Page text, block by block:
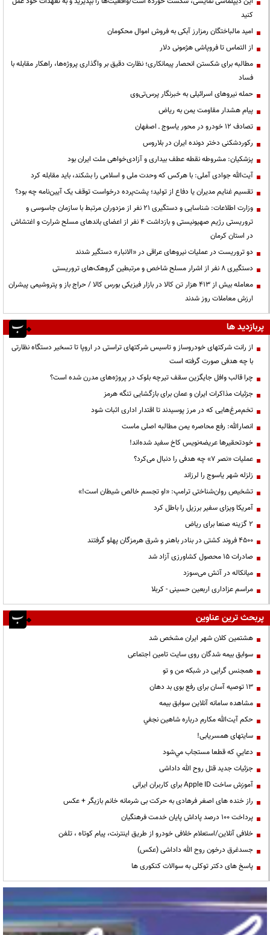
کنید
امید مالباختگان رمزارز آبکی به فروش اموال محکومان
از التماس تا فروپاشی هژمونی دلار
مطالبه برای شکستن انحصار پیمانکاری؛ نظارت دقیق بر واگذاری پروژه‌ها، راهکار مقابله با
فساد
حمله نیروهای اسرائیلی به خبرنگار پرس‌تی‌وی
پیام هشدار مقاومت یمن به ریاض
تصادف ۱۲ خودرو در محور یاسوج ـ اصفهان
رکوردشکنی دختر دونده ایران در بلاروس
پزشکیان: مشروطه نقطه عطف بیداری و آزادی‌خواهی ملت ایران بود
آیت‌الله جوادی آملی: با هرکس که وحدت ملی و اسلامی را بشکند، باید مقابله کرد
تقسیم غنایم مدیران یا دفاع از تولید؛ پشت‌پرده درخواست توقف یک آیین‌نامه چه بود؟
وزارت اطلاعات: شناسایی و دستگیری ۲۱ نفر از مزدوران مرتبط با سازمان جاسوسی و
تروریستی رژیم صهیونیستی و بازداشت ۴ نفر از اعضای باندهای مسلح شرارت و اغتشاش
در استان کرمان
دو تروریست در عملیات نیروهای عراقی در «الانبار» دستگیر شدند
دستگیری ۸ نفر از اشرار مسلح شاخص و مرتبطین گروهک‌های تروریستی
معامله بیش از ۴۱۳ هزار تن کالا در بازار فیزیکی بورس کالا / حراج باز و پتروشیمی پیشران
ارزش معاملات روز شدند
پربازدید ها
از رانت‌ شرکتهای خودروساز و تاسیس شرکتهای تراستی در اروپا تا تسخیر دستگاه نظارتی
با چه هدفی صورت گرفته است
چرا قالب وافل جایگزین سقف تیرچه بلوک در پروژه‌های مدرن شده است؟
جزئیات مذاکرات ایران و عمان برای بازگشایی تنگه هرمز
تخم‌مرغ‌هایی که در مرز پوسیدند تا اقتدار اداری اثبات شود
انصارالله: رفع محاصره یمن مطالبه اصلی ماست
خودتحقیرها عریضه‌نویس کاخ سفید شده‌اند!
عملیات «نصر ۷» چه هدفی را دنبال می‌کرد؟
زلزله شهر یاسوج را لرزاند
تشخیص روان‌شناختی ترامپ: «او تجسم خالص شیطان است!»
آمریکا ویزای سفیر برزیل را باطل کرد
۲ گزینه صنعا برای ریاض
۴۵۰۰ فروند کشتی در بنادر باهنر و شرق هرمزگان پهلو گرفتند
صادرات ۱۵ محصول کشاورزی آزاد شد
میانکاله در آتش می‌سوزد
مراسم عزاداری اربعین حسینی - کربلا
پربحث ترین عناوین
هشتمین کلان شهر ایران مشخص شد
سوابق بیمه شدگان روی سایت تامین اجتماعی
همجنس گرایی در شبکه من و تو
13 توصیه آسان برای رفع بوی بد دهان
مشاهده سامانه آنلاين سوابق بیمه
حكم آيت‌الله مكارم درباره شاهين نجفي
سایتهای همسریابی!
دعايي كه قطعا مستجاب مي‌شود
جزئیات جدید قتل روح الله داداشی
آموزش ساخت Apple ID برای کاربران ایرانی
راز خنده های اصغر فرهادی به حرکت بی شرمانه خانم بازیگر + عکس
پرداخت ۱۰۰ درصد پاداش پایان خدمت فرهنگیان
خلافی آنلاین/استعلام خلافی خودرو از طریق اینترنت، پیام کوتاه ، تلفن
جسدغرق درخون روح الله داداشی (عکس)
پاسخ های دکتر توکلی به سوالات کنکوری ها